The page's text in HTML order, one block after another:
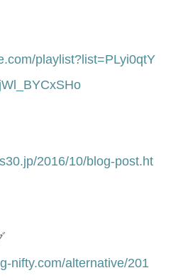
playlist?list=PLyi0qtY
2016/10/blog-post.ht
nifty.com/alternative/201